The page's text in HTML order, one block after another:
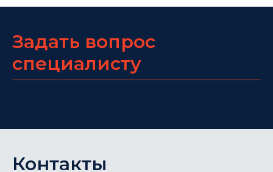
Задать вопрос
специалисту
Контакты